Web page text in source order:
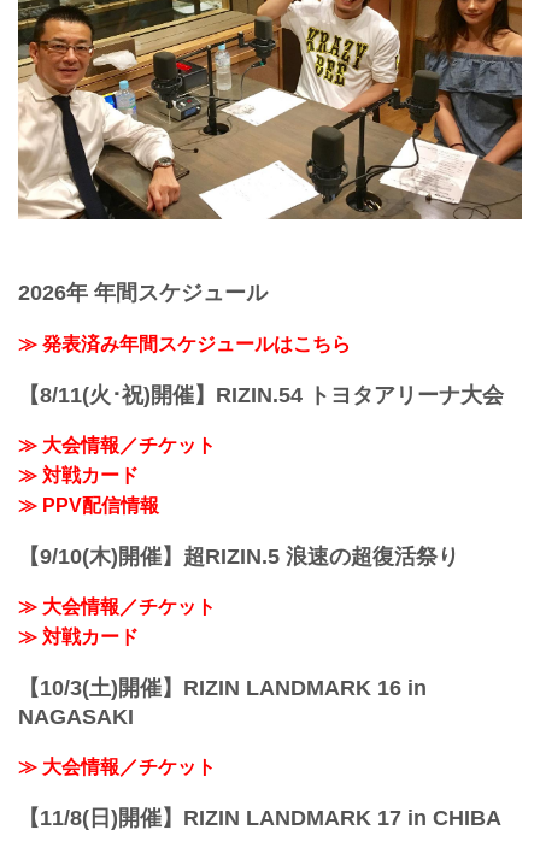
2026年 年間スケジュール
≫ 発表済み年間スケジュールはこちら
【8/11(火･祝)開催】RIZIN.54 トヨタアリーナ大会
≫ 大会情報／チケット
≫ 対戦カード
≫ PPV配信情報
【9/10(木)開催】超RIZIN.5 浪速の超復活祭り
≫ 大会情報／チケット
≫ 対戦カード
【10/3(土)開催】RIZIN LANDMARK 16 in
NAGASAKI
≫ 大会情報／チケット
【11/8(日)開催】RIZIN LANDMARK 17 in CHIBA